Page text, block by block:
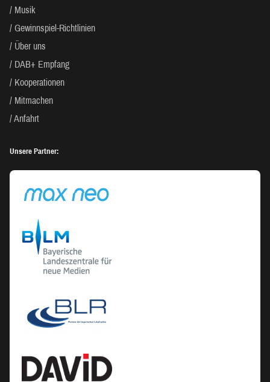
Musik
Gewinnspiel-Richtlinien
Über uns
DAB+ Empfang
Kooperationen
Mitmachen
Anfahrt
Unsere Partner: